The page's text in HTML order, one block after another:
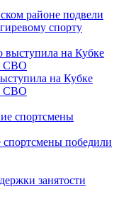
районе подвели
спорту
на Кубке
СВО
спортсмены победили